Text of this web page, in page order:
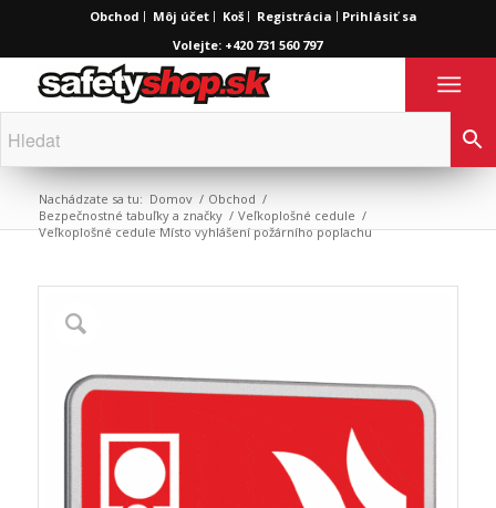
Obchod Môj účet Koš Registrácia
Prihlásiť sa
Volejte: +420 731 560 797
Nachádzate sa tu: Domov / Obchod /
Bezpečnostné tabuľky a značky / Veľkoplošné cedule /
Veľkoplošné cedule Místo vyhlášení požárního poplachu